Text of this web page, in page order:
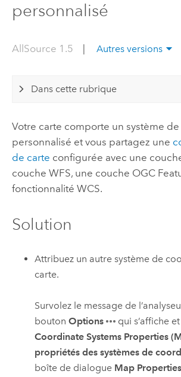
personnalisé
AllSource 1.5 | Autres versions
Dans cette rubrique
Votre carte comporte un système
personnalisé et vous partagez une
de carte configurée avec une
couche WFS, une couche OGC
fonctionnalité WCS.
Solution
Attribuez un autre système de
carte.
Survolez le message de
boutonOptions qui s’affiche
Coordinate Systems Properties
propriétés des systèmes de
boîte de dialogue Map